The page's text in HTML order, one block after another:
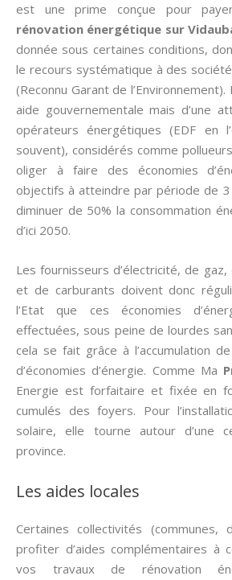
est une prime conçue pour
rénovation énergétique sur
donnée sous certaines conditions,
le recours systématique à des
(Reconnu Garant de l’Environnement).
aide gouvernementale mais d’une
opérateurs énergétiques (EDF en
souvent), considérés comme
oliger à faire des économies
objectifs à atteindre par période de
diminuer de 50% la consommation
d’ici 2050.
Les fournisseurs d’électricité, de
et de carburants doivent donc
l’Etat que ces économies
effectuées, sous peine de lourdes
cela se fait grâce à l’accumulation
d’économies d’énergie. Comme Ma
Energie est forfaitaire et fixée en
cumulés des foyers. Pour
solaire, elle tourne autour d’une
province.
Les aides locales
Certaines collectivités (communes,
profiter d’aides complémentaires à
vos travaux de rénovation